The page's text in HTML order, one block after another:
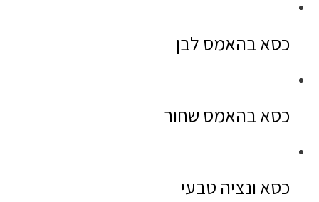
כסא בהאמס לבן
כסא בהאמס שחור
כסא ונציה טבעי